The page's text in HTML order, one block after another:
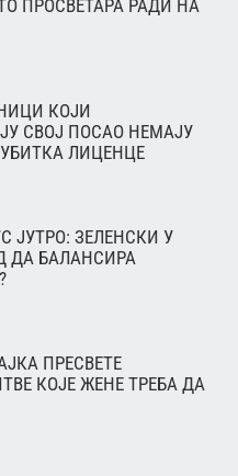
ПРОСВЕТАРА РАДИ НА
КОЈИ
СВОЈ ПОСАО НЕМАЈУ
ЛИЦЕНЦЕ
ЈУТРО: ЗЕЛЕНСКИ У
ДА БАЛАНСИРА
ПРЕСВЕТЕ
КОЈЕ ЖЕНЕ ТРЕБА ДА